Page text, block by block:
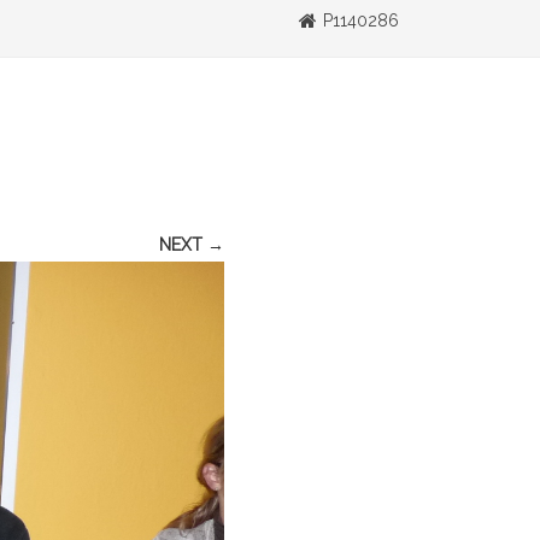
P1140286
NEXT →